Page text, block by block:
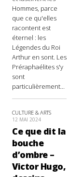
Hommes, parce
que ce qu'elles
racontent est
éternel : les
Légendes du Roi
Arthur en sont. Les
Préraphaélites s'y
sont
particulièrement...
CULTURE & ARTS
12 MAI 2024
Ce que dit la
bouche
d’ombre –
Victor Hugo,